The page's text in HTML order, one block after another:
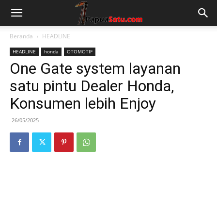
Beranda HEADLINE
HEADLINE honda OTOMOTIF
One Gate system layanan
satu pintu Dealer Honda,
Konsumen lebih Enjoy
26/05/2025